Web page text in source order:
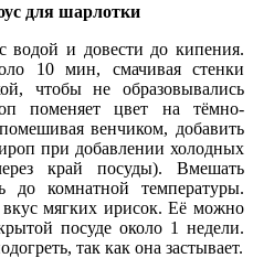
для шарлотки
водой и довести до кипения.
10 мин, смачивая стенки
чтобы не образовывались
поменяет цвет на тёмно-
венчиком, добавить
при добавлении холодных
край посуды). Вмешать
до комнатной температуры.
вкус мягких ирисок. Её можно
посуде около 1 недели.
так как она застывает.